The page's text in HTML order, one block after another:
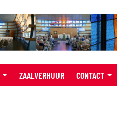
ZAALVERHUUR CONTACT